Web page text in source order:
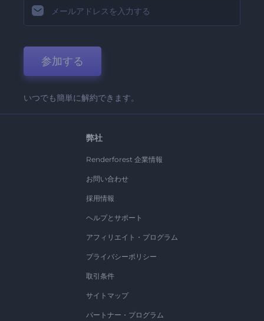
参加する
いつでも簡単に解約できます。
弊社
Renderforest 企業情報
お問い合わせ
採用情報
ヘルプとサポート
アフィリエイト・プログラム
プライバシーポリシー
取引条件
サイトマップ
パートナー・プログラム